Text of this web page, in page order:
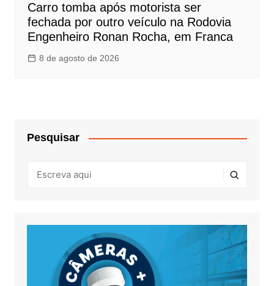
Carro tomba após motorista ser
fechada por outro veículo na Rodovia
Engenheiro Ronan Rocha, em Franca
8 de agosto de 2026
Pesquisar